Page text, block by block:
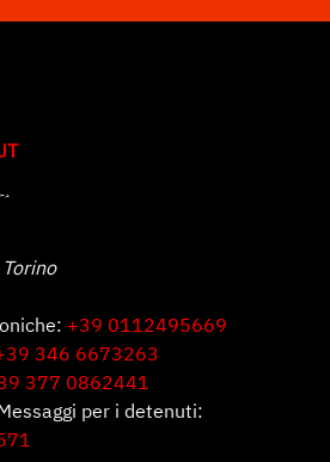
+39 0112495669
346 6673263
377 0862441
per i detenuti: